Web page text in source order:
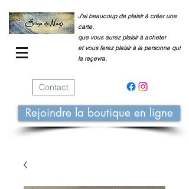
J'ai beaucoup de plaisir à créer une
carte,
que vous aurez plaisir à acheter
et vous ferez plaisir à la personne qui
la reçevra.
Contact
Rejoindre la boutique en ligne